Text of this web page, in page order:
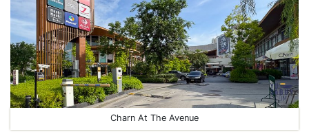
Charn At The Avenue